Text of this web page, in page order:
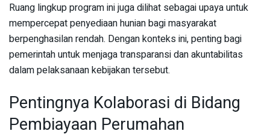
Ruang lingkup program ini juga dilihat sebagai upaya untuk
mempercepat penyediaan hunian bagi masyarakat
berpenghasilan rendah. Dengan konteks ini, penting bagi
pemerintah untuk menjaga transparansi dan akuntabilitas
dalam pelaksanaan kebijakan tersebut.
Pentingnya Kolaborasi di Bidang
Pembiayaan Perumahan